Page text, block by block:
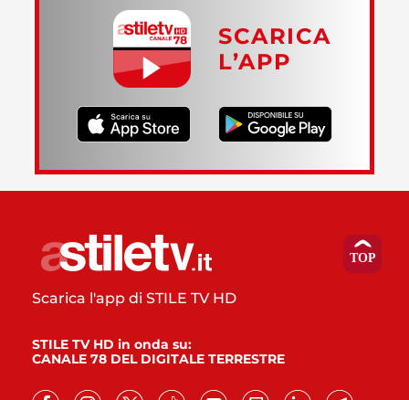
SCARICA
L’APP
Scarica l'app di STILE TV HD
STILE TV HD in onda su:
CANALE 78 DEL DIGITALE TERRESTRE